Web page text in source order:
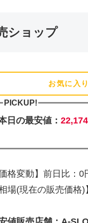
ショップ
お気に入
PICKUP!
日の最安値：
格変動】前日比：0
場(現在の販売価格